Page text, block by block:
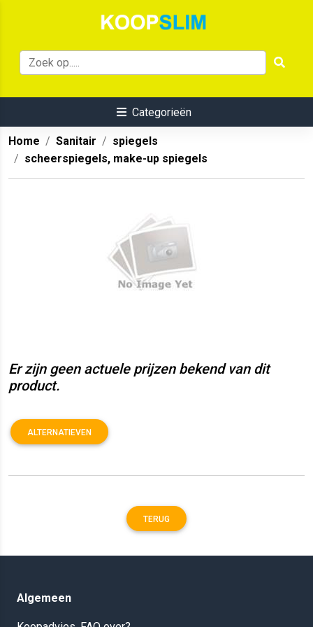
Categorieën
Home Sanitair
spiegels
scheerspiegels, make-up spiegels
Er zijn geen actuele prijzen bekend van dit
product.
ALTERNATIEVEN
TERUG
Algemeen